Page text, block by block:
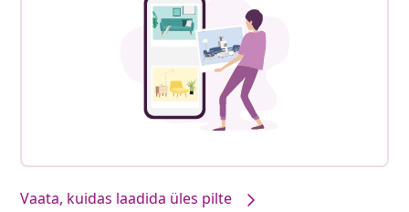
Vaata, kuidas laadida üles pilte